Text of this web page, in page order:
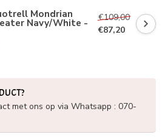
Mondrian
Navy/White -
€109,00
€87,20
met ons op via Whatsapp : 070-